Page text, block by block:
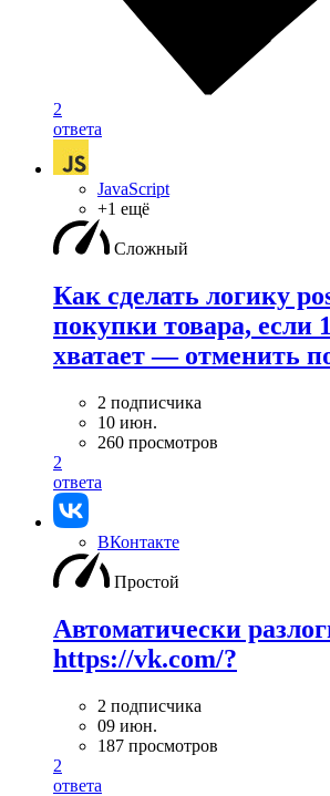
2
ответа
JavaScript
+1 ещё
Сложный
Как сделать логику
покупки товара, если
хватает — отменить
2 подписчика
10 июн.
260 просмотров
2
ответа
ВКонтакте
Простой
Автоматически
https://vk.com/?
2 подписчика
09 июн.
187 просмотров
2
ответа